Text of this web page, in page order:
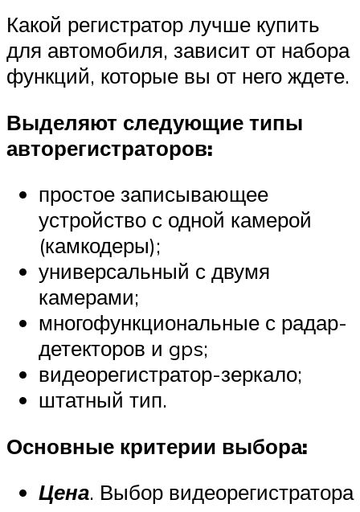
Какой регистратор лучше купить
для автомобиля, зависит от набора
функций, которые вы от него ждете.
Выделяют следующие типы
авторегистраторов:
простое записывающее
устройство с одной камерой
(камкодеры);
универсальный с двумя
камерами;
многофункциональные с радар-
детекторов и gps;
видеорегистратор-зеркало;
штатный тип.
Основные критерии выбора:
Цена. Выбор видеорегистратора